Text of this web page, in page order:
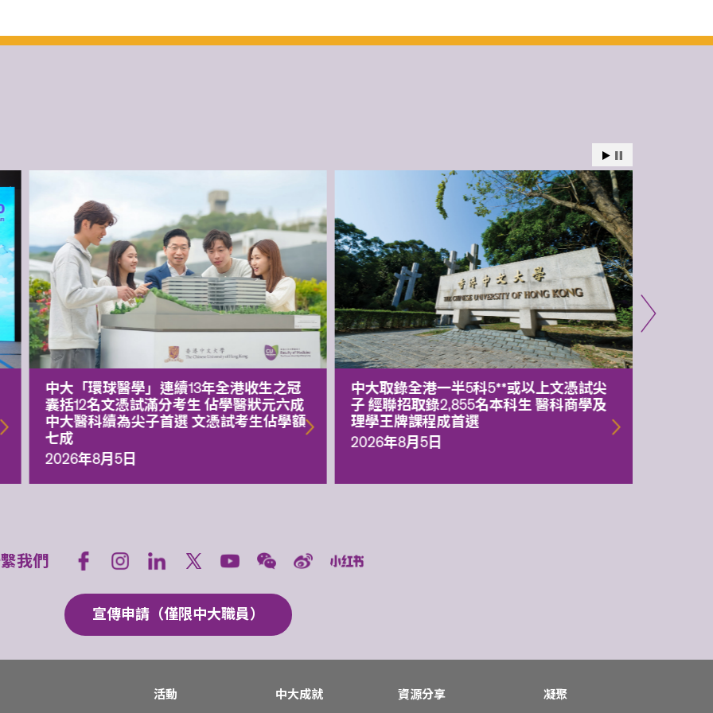
中大「環球醫學」連續13年全港收生之冠
囊括12名文憑試滿分考生 佔學醫狀元六成
中大醫科續為尖子首選 文憑試考生佔學額
七成
2026年8月5日
中大取錄全港一半5科5**或以上文憑試尖
子 經聯招取錄2,855名本科生 醫科商學及
理學王牌課程成首選
2026年8月5日
我們
宣傳申請（僅限中大職員）
活動 中大成就 資源分享 凝聚